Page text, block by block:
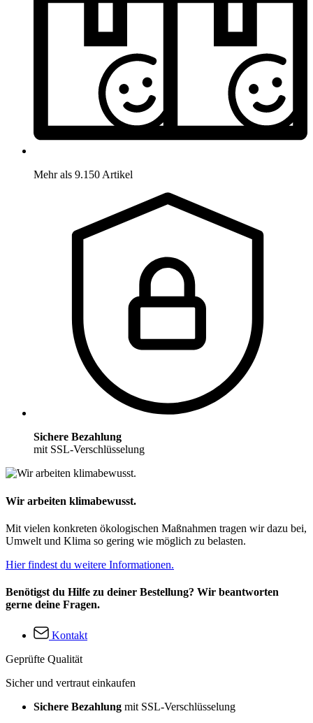
Mehr als 9.150 Artikel
Sichere Bezahlung
mit SSL-Verschlüsselung
Wir arbeiten klimabewusst.
Mit vielen konkreten ökologischen Maßnahmen tragen wir dazu bei,
Umwelt und Klima so gering wie möglich zu belasten.
Hier findest du weitere Informationen.
Benötigst du Hilfe zu deiner Bestellung? Wir beantworten
gerne deine Fragen.
Kontakt
Geprüfte Qualität
Sicher und vertraut einkaufen
Sichere Bezahlung mit SSL-Verschlüsselung